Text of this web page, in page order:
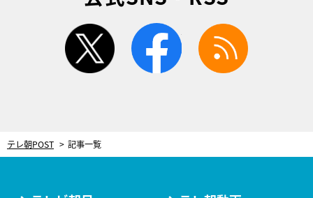
twitter facebook
テレ朝POST 記事一覧